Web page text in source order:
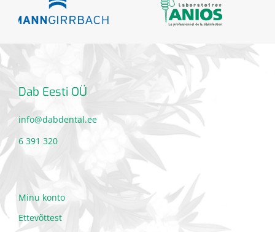
Dab Eesti OÜ
info@dabdental.ee
Minu konto